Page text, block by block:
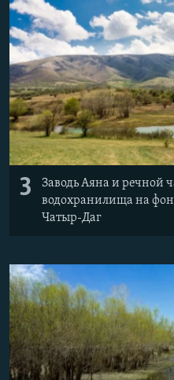
3
Заводь Аяна и речной
водохранилища на
Чатыр-Даг